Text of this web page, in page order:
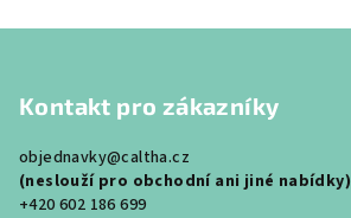
Kontakt pro zákazníky
objednavky@caltha.cz
(neslouží pro obchodní ani jiné nabídky)
+420 602 186 699